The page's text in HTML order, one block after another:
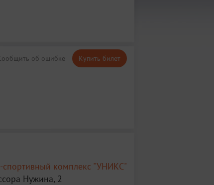
об ошибке Купить билет
спортивный комплекс "УНИКС"
Нужина, 2